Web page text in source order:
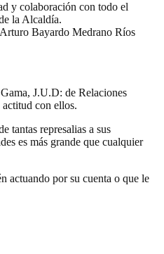
y colaboración con todo el
la Alcaldía.
Arturo Bayardo Medrano Ríos
J.U.D: de Relaciones
actitud con ellos.
tantas represalias a sus
es más grande que cualquier
actuando por su cuenta o que le